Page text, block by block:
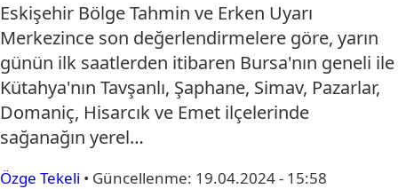
Eskişehir Bölge Tahmin ve Erken Uyarı
Merkezince son değerlendirmelere göre, yarın
günün ilk saatlerden itibaren Bursa'nın geneli ile
Kütahya'nın Tavşanlı, Şaphane, Simav, Pazarlar,
Domaniç, Hisarcık ve Emet ilçelerinde
sağanağın yerel…
Özge Tekeli • Güncellenme: 19.04.2024 - 15:58